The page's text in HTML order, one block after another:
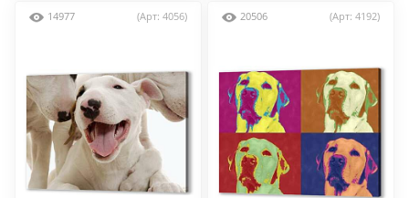
14977 (Арт: 4056) 20506 (Арт: 4192)